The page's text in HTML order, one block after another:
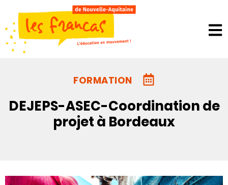
Panneau de gestion des cookies
FORMATION
DEJEPS-ASEC-Coordination de
projet à Bordeaux